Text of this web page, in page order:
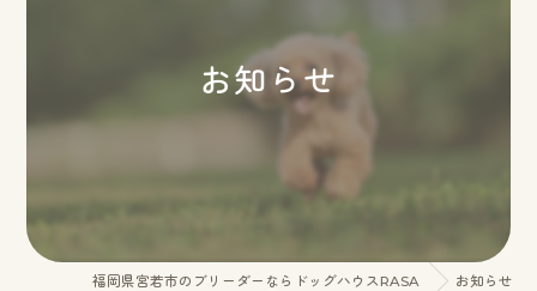
お知らせ
福岡県宮若市のブリーダーならドッグハウスRASA お知らせ